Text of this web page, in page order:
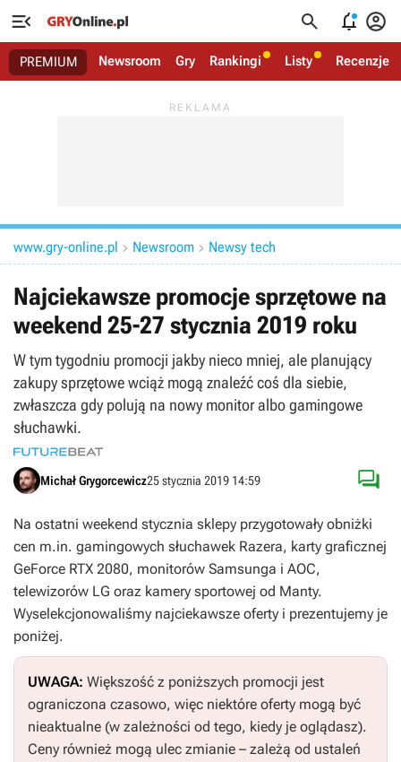
   
PREMIUM Newsroom Gry Rankingi Listy Recenzje
www.gry-online.pl  Newsroom  Newsy tech
Najciekawsze promocje sprzętowe na
weekend 25-27 stycznia 2019 roku
W tym tygodniu promocji jakby nieco mniej, ale planujący
zakupy sprzętowe wciąż mogą znaleźć coś dla siebie,
zwłaszcza gdy polują na nowy monitor albo gamingowe
słuchawki.
Michał Grygorcewicz25 stycznia 2019 14:59 
Na ostatni weekend stycznia sklepy przygotowały obniżki
cen m.in. gamingowych słuchawek Razera, karty graficznej
GeForce RTX 2080, monitorów Samsunga i AOC,
telewizorów LG oraz kamery sportowej od Manty.
Wyselekcjonowaliśmy najciekawsze oferty i prezentujemy je
poniżej.
UWAGA: Większość z poniższych promocji jest
ograniczona czasowo, więc niektóre oferty mogą być
nieaktualne (w zależności od tego, kiedy je oglądasz).
Ceny również mogą ulec zmianie – zależą od ustaleń